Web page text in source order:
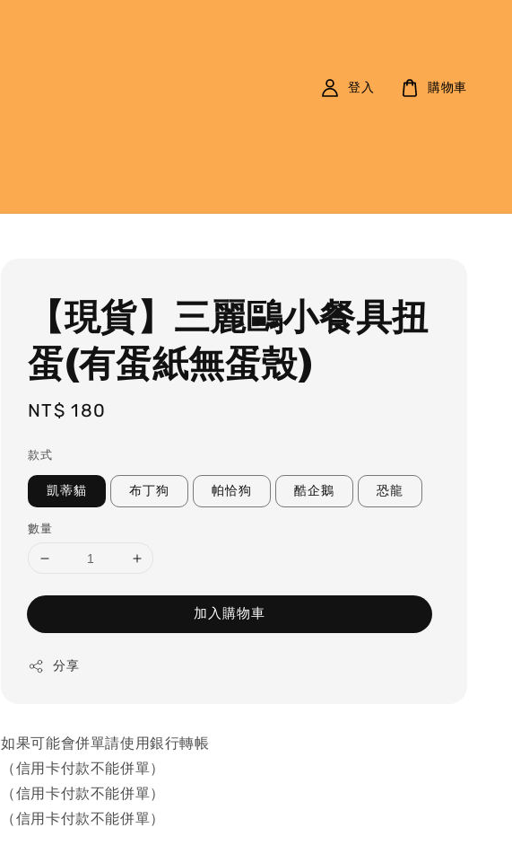
登入 購物車
【現貨】三麗鷗小餐具扭
蛋(有蛋紙無蛋殼)
Regular
NT$ 180
款式
凱蒂貓 布丁狗 帕恰狗 酷企鵝 恐龍
數量
加入購物車
分享
如果可能會併單請使用銀行轉帳
（信用卡付款不能併單）
（信用卡付款不能併單）
（信用卡付款不能併單）